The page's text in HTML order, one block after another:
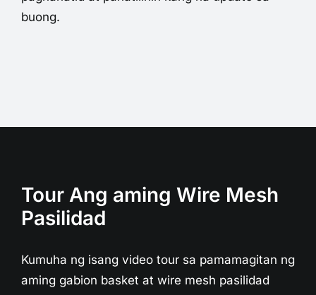
buong.
Tour Ang aming Wire Mesh
Pasilidad
Kumuha ng isang video tour sa pamamagitan ng
aming gabion basket at wire mesh pasilidad